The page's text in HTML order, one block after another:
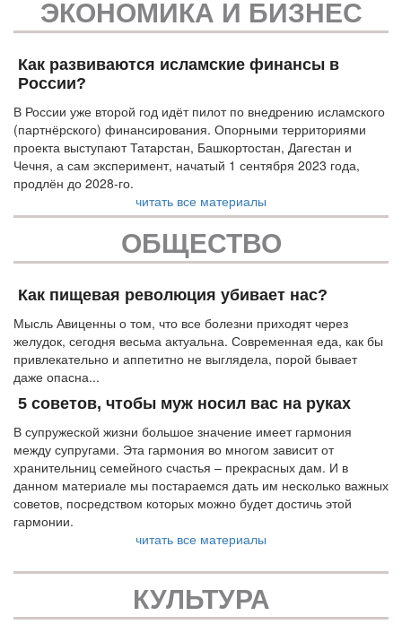
ЭКОНОМИКА И БИЗНЕС
Как развиваются исламские финансы в
России?
В России уже второй год идёт пилот по внедрению исламского
(партнёрского) финансирования. Опорными территориями
проекта выступают Татарстан, Башкортостан, Дагестан и
Чечня, а сам эксперимент, начатый 1 сентября 2023 года,
продлён до 2028-го.
читать все материалы
ОБЩЕСТВО
Как пищевая революция убивает нас?
Мысль Авиценны о том, что все болезни приходят через
желудок, сегодня весьма актуальна. Современная еда, как бы
привлекательно и аппетитно не выглядела, порой бывает
даже опасна...
5 советов, чтобы муж носил вас на руках
В супружеской жизни большое значение имеет гармония
между супругами. Эта гармония во многом зависит от
хранительниц семейного счастья – прекрасных дам. И в
данном материале мы постараемся дать им несколько важных
советов, посредством которых можно будет достичь этой
гармонии.
читать все материалы
КУЛЬТУРА